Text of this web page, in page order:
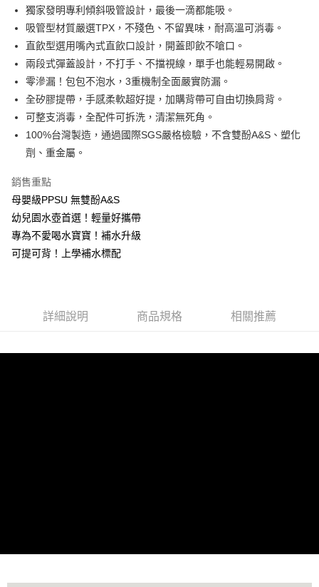
1.分期款項不併入電信帳單，「大哥付你分期」於每月結算日後寄送繳費提
醒簡訊。
2.透過簡訊連結打開帳單後，可選擇「超商條碼／台灣大直營門市／銀行轉
帳／街口支付／iPASS MONEY」等通路繳費。
【注意事項】
用戶於交易時，得透過本服務購買商品或服務，並由商店將買賣／分期付款
買賣價金債權讓與本公司後，依約使用本公司帳單繳交帳款。
2.基於同意付款使用「大哥付你分期」之契約關係目的，商店將以您的個人
資料（包含姓名、電話或地址）提供予台灣大哥大進項蒐集、處理及利用，
由本公司與您本人進行分期帳單所需資料之確認、核對及更正。
【「AFTEE先享後付」結帳流程】
１．於結帳方式選擇「AFTEE先享後付」後，將跳轉至「AFTEE先享後付」
結帳頁面，進行簡訊認證並確認金額後，即可完成結帳。
２．訂單成立數日內，您將收到繳費通知簡訊。
３．收到繳費通知簡訊後14天內，點擊此簡訊中的連結，可透過四大超商／
ATM／網路銀行／等多元方式進行付款，方視為交易完成。
※ 請注意：結帳手續完成當下不需立刻繳費，但若您需要取消訂單，請聯絡
購買商品的店家。未經商家同意取消之訂單仍視為有效，需透過AFTEE先享
後付繳納相關費用。
※ 交易是否成功請以「AFTEE先享後付 」之結帳頁面顯示為準，若有關於
是否繳費成功／繳費後需取消欲退款等相關疑問，請聯繫「AFTEE先享後付
【注意事項】
１．透過由恩沛科技股份有限公司提供之「AFTEE先享後付」服務完成之交
易，需依本服務之必要範圍內提供個人資料，並將交易相關給付款項請求債
權轉讓予恩沛科技股份有限公司。
２．關於個人資料處理事宜，請瀏覽以下網址：
https://aftee.tw/terms/#terms3
時審查核予不同之上限額度；若仍有額度不足之情形，本公司將視審查結果
恩沛科技股份有限公司將有權停止該用戶之使用額度並採取法律行動。
付款後全家取貨
每筆NT$100，滿NT$999(含以上)免運費
付款後萊爾富取貨
付款後7-11取貨
每筆NT$100，滿NT$1,000(含以上)免運費
宅配
每筆NT$100，滿NT$1,000(含以上)免運費
獨家發明專利傾斜吸管設計，最後一滴都能吸。
吸管型材質嚴選TPX，不殘色、不留異味，耐高溫可消毒。
直飲型選用嘴內式直飲口設計，開蓋即飲不嗆口。
兩段式彈蓋設計，不打手、不擋視線，單手也能輕易開啟。
零滲漏！包包不泡水，3重機制全面嚴實防漏。
全矽膠提帶，手感柔軟超好提，加購背帶可自由切換肩背。
可整支消毒，全配件可拆洗，清潔無死角。
100%台灣製造，通過國際SGS嚴格檢驗，不含雙酚A&S、塑化
劑、重金屬。
銷售重點
母嬰級PPSU 無雙酚A&S
幼兒園水壺首選！輕量好攜帶
專為不愛喝水寶寶！補水升級
可提可背！上學補水標配
詳細說明 商品規格 相關推薦